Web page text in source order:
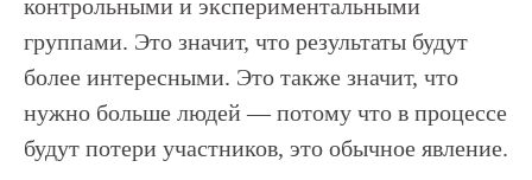
контрольными и экспериментальными
группами. Это значит, что результаты будут
более интересными. Это также значит, что
нужно больше людей — потому что в процессе
будут потери участников, это обычное явление.